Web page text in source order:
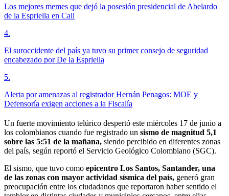
Los mejores memes que dejó la posesión presidencial de Abelardo
de la Espriella en Cali
4.
El suroccidente del país ya tuvo su primer consejo de seguridad
encabezado por De la Espriella
5.
Alerta por amenazas al registrador Hernán Penagos: MOE y
Defensoría exigen acciones a la Fiscalía
Un fuerte movimiento telúrico despertó este miércoles 17 de junio a
los colombianos cuando fue registrado un sismo de magnitud 5,1
sobre las 5:51 de la mañana, siendo percibido en diferentes zonas
del país, según reportó el Servicio Geológico Colombiano (SGC).
El sismo, que tuvo como epicentro Los Santos, Santander, una
de las zonas con mayor actividad sísmica del país, generó gran
preocupación entre los ciudadanos que reportaron haber sentido el